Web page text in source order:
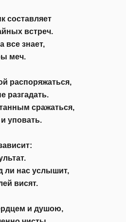
составляет
встреч.
все знает,
меч.
распоряжаться,
разгадать.
сражаться,
уповать.
ли нас услышит,
висят.
и душою,